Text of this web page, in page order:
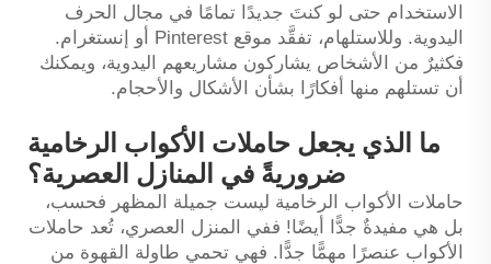
الاستخدام حتى لو كنتَ جديدًا تمامًا في مجال الحرف
اليدوية. وللاستلهام، تفقَّد موقع Pinterest أو إنستغرام.
فكثيرٌ من الأشخاص يشاركون مشاريعهم اليدوية، ويمكنك
أن تستلهم منها أفكارًا بشأن الأشكال والأحجام.
ما الذي يجعل حاملات الأكواب الرخامية
ضروريةً في المنازل العصرية؟
حاملات الأكواب الرخامية ليست جميلة المظهر فحسب،
بل هي مفيدةٌ جدًّا أيضًا! ففي المنزل العصري، تُعد حاملات
الأكواب عنصرًا مهمًّا جدًّا. فهي تحمي طاولة القهوة من